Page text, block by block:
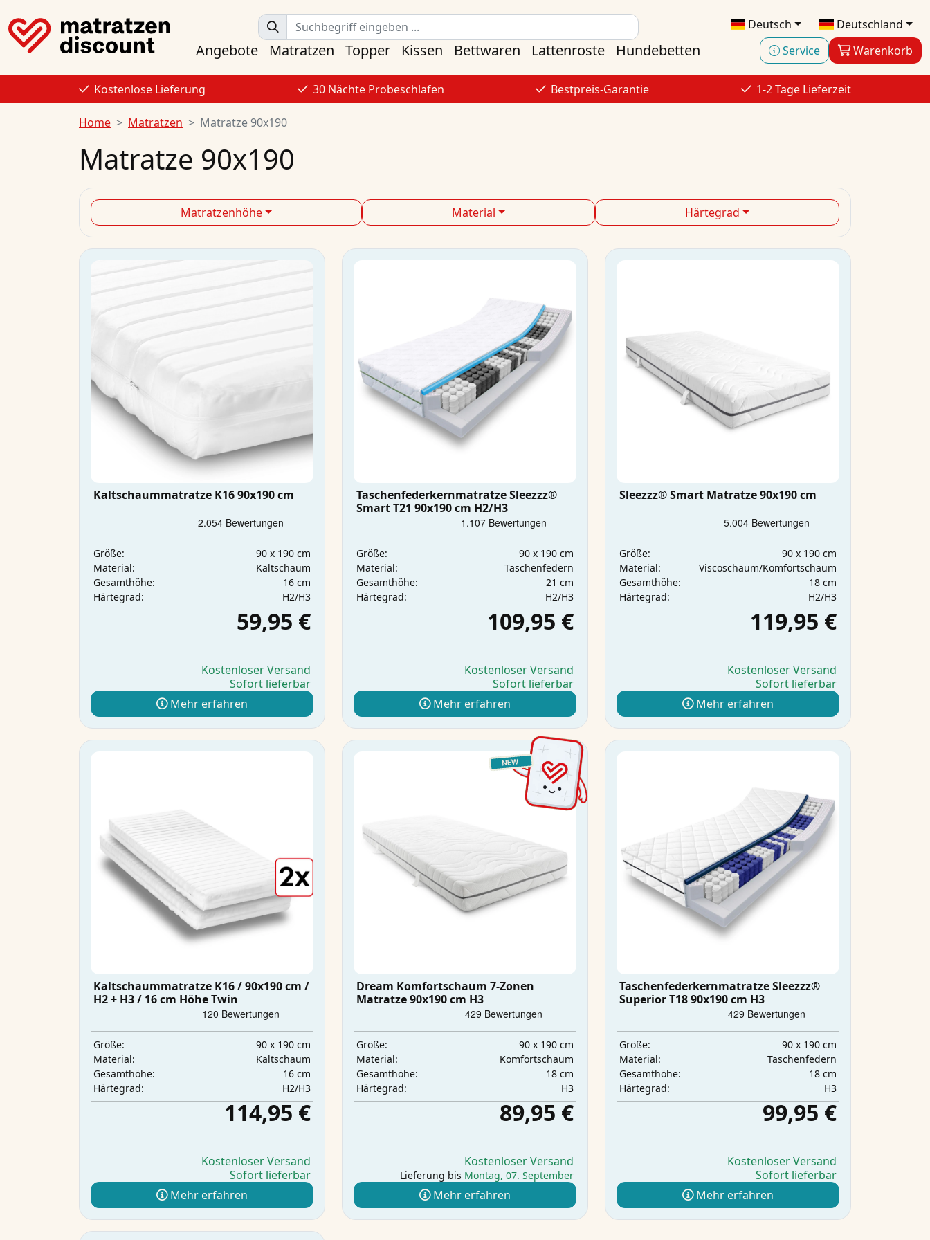
Deutsch
Deutschland
Service
Warenkorb
Angebote Matratzen Topper Kissen Bettwaren Lattenroste Hundebetten
Kostenlose Lieferung 30 Nächte Probeschlafen Bestpreis-Garantie 1-2 Tage Lieferzeit
Home Matratzen Matratze 90x190
Matratze 90x190
Matratzenhöhe Material Härtegrad
Kaltschaummatratze K16 90x190 cm
Größe:
90 x 190 cm
Material:
Kaltschaum
Gesamthöhe:
16 cm
Härtegrad:
H2/H3
59,95 €
Kostenloser Versand
Sofort lieferbar
Mehr erfahren
Taschenfederkernmatratze Sleezzz®
Smart T21 90x190 cm H2/H3
Größe:
90 x 190 cm
Material:
Taschenfedern
Gesamthöhe:
21 cm
Härtegrad:
H2/H3
109,95 €
Kostenloser Versand
Sofort lieferbar
Mehr erfahren
Sleezzz® Smart Matratze 90x190 cm
Größe:
90 x 190 cm
Material:
Viscoschaum/Komfortschaum
Gesamthöhe:
18 cm
Härtegrad:
H2/H3
119,95 €
Kostenloser Versand
Sofort lieferbar
Mehr erfahren
Kaltschaummatratze K16 / 90x190 cm /
H2 + H3 / 16 cm Höhe Twin
Größe:
90 x 190 cm
Material:
Kaltschaum
Gesamthöhe:
16 cm
Härtegrad:
H2/H3
114,95 €
Kostenloser Versand
Sofort lieferbar
Mehr erfahren
Dream Komfortschaum 7-Zonen
Matratze 90x190 cm H3
Größe:
90 x 190 cm
Material:
Komfortschaum
Gesamthöhe:
18 cm
Härtegrad:
H3
89,95 €
Kostenloser Versand
Lieferung bis Montag, 07. September
Mehr erfahren
Taschenfederkernmatratze Sleezzz®
Superior T18 90x190 cm H3
Größe:
90 x 190 cm
Material:
Taschenfedern
Gesamthöhe:
18 cm
Härtegrad:
H3
99,95 €
Kostenloser Versand
Sofort lieferbar
Mehr erfahren